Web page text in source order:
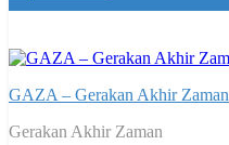
GAZA – Gerakan Akhir Zaman
Gerakan Akhir Zaman